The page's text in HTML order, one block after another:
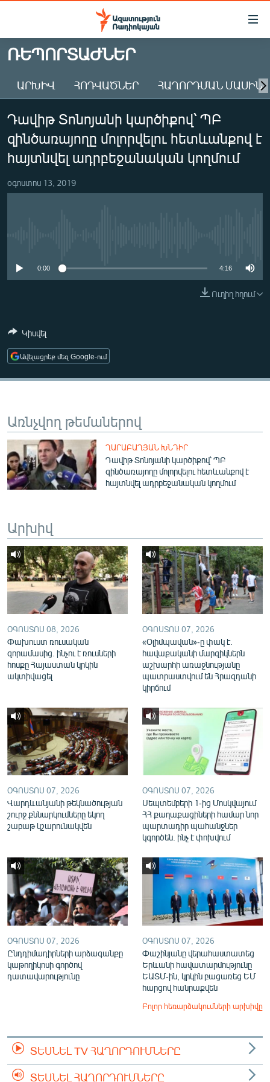
Մատչելիության
Անցնել
հիմնական
Անցնել
հիմնական
մենյուին
Որոնում
ԱԶԱՏՈՒԹՅՈՒՆ TV
ՀԱՅԱՍՏԱՆ
ԸՆՏՐՈՒԹՅՈՒՆՆԵՐ 2026
ԻՐԱՎՈՒՆՔ
ՏՆՏԵՍՈՒԹՅՈՒՆ
ՄԻՋԱԶԳԱՅԻՆ
ՄԵԿՆԱԲԱՆՈՒԹՅՈՒՆ
ՏՏ ԵՒ ԻՆՏԵՐՆԵՏ
ՏԵՍԱՆՅՈՒԹԵՐ
ԲԱՆԱՎԵՃ
ՁԳՏԵԼՈՎ ԼԱՎԱԳՈՒՅՆԻՆ
Հայերեն
English
Русский
ՀԵՏԵՎԵՔ ՄԵԶ
«Ազատության» բոլոր կայքերը
ՌԵՊՈՐՏԱԺՆԵՐ
ԱՐԽԻՎ ՀՈԴՎԱԾՆԵՐ ՀԱՂՈՐԴՄԱՆ ՄԱՍԻՆ
Դավիթ Տոնոյանի կարծիքով՝ ՊԲ
զինծառայողը մոլորվելու հետևանքով է
հայտնվել ադրբեջանական կողմում
օգոստոս 13, 2019
0:00 4:16
Ուղիղ հղում
Կիսվել
Ավելացրեք մեզ Google-ում
Առնչվող թեմաներով
ՂԱՐԱԲԱՂՅԱՆ ԽՆԴԻՐ
Դավիթ Տոնոյանի կարծիքով՝ ՊԲ
զինծառայողը մոլորվելու հետևանքով է
հայտնվել ադրբեջանական կողմում
Արխիվ
ՕԳՈՍՏՈՍ 08, 2026
Փախուստ ռուսական
զորամասից. ինչու է ռուսների
հոսքը Հայաստան կրկին
ակտիվացել
ՕԳՈՍՏՈՍ 07, 2026
«Օլիմպավան»-ը փակ է.
հավաքականի մարզիկներն
աշխարհի առաջնությանը
պատրաստվում են Հրազդանի
կիրճում
ՕԳՈՍՏՈՍ 07, 2026
Վարդևանյանի թեկնածության
շուրջ քննարկումները եկող
շաբաթ կշարունակվեն
ՕԳՈՍՏՈՍ 07, 2026
Սեպտեմբերի 1-ից Մոսկվայում
ՀՀ քաղաքացիների համար նոր
պարտադիր պահանջներ
կգործեն. ինչ է փոխվում
ՕԳՈՍՏՈՍ 07, 2026
Ընդդիմադիրների արձագանքը
կաթողիկոսի գործով
դատավարությունը
ՕԳՈՍՏՈՍ 07, 2026
Փաշինյանը վերահաստատեց
Երևանի հավատարմությունը
ԵԱՏՄ-ին, կրկին բացառեց ԵՄ
հարցով հանրաքվեն
Բոլոր հեռարձակումների արխիվը
ՏԵՍՆԵԼ TV ՀԱՂՈՐԴՈՒՄՆԵՐԸ
ՏԵՍՆԵԼ ՀԱՂՈՐԴՈՒՄՆԵՐԸ